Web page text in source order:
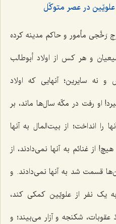
در عصر متوکّل
رَخَّجی مأمور و حاکم مدینه کرده
و هر کس از اولاد أبوطالب
سایرین؛ آنهایی که اولاد
او رفت در مکّه سال‌ها ماند، بر
را انداخت؛ از بیت‌المال به آنها
از غنائم به آنها نمی‌دادند، از
قسمت شد به آنها نمی‌دادند. و
یک نفر از علویّین کمکی کند،
شکنجه و آزار می‌بیند؛ و